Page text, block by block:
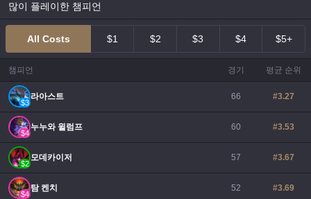
많이 플레이한 챔피언
All Costs $1 $2 $3 $4 $5+
챔피언 경기 평균 순위
$3
라아스트 66 #3.27
$4
누누와 윌럼프 60 #3.53
$2
모데카이저 57 #3.67
$4
탐 켄치 52 #3.69